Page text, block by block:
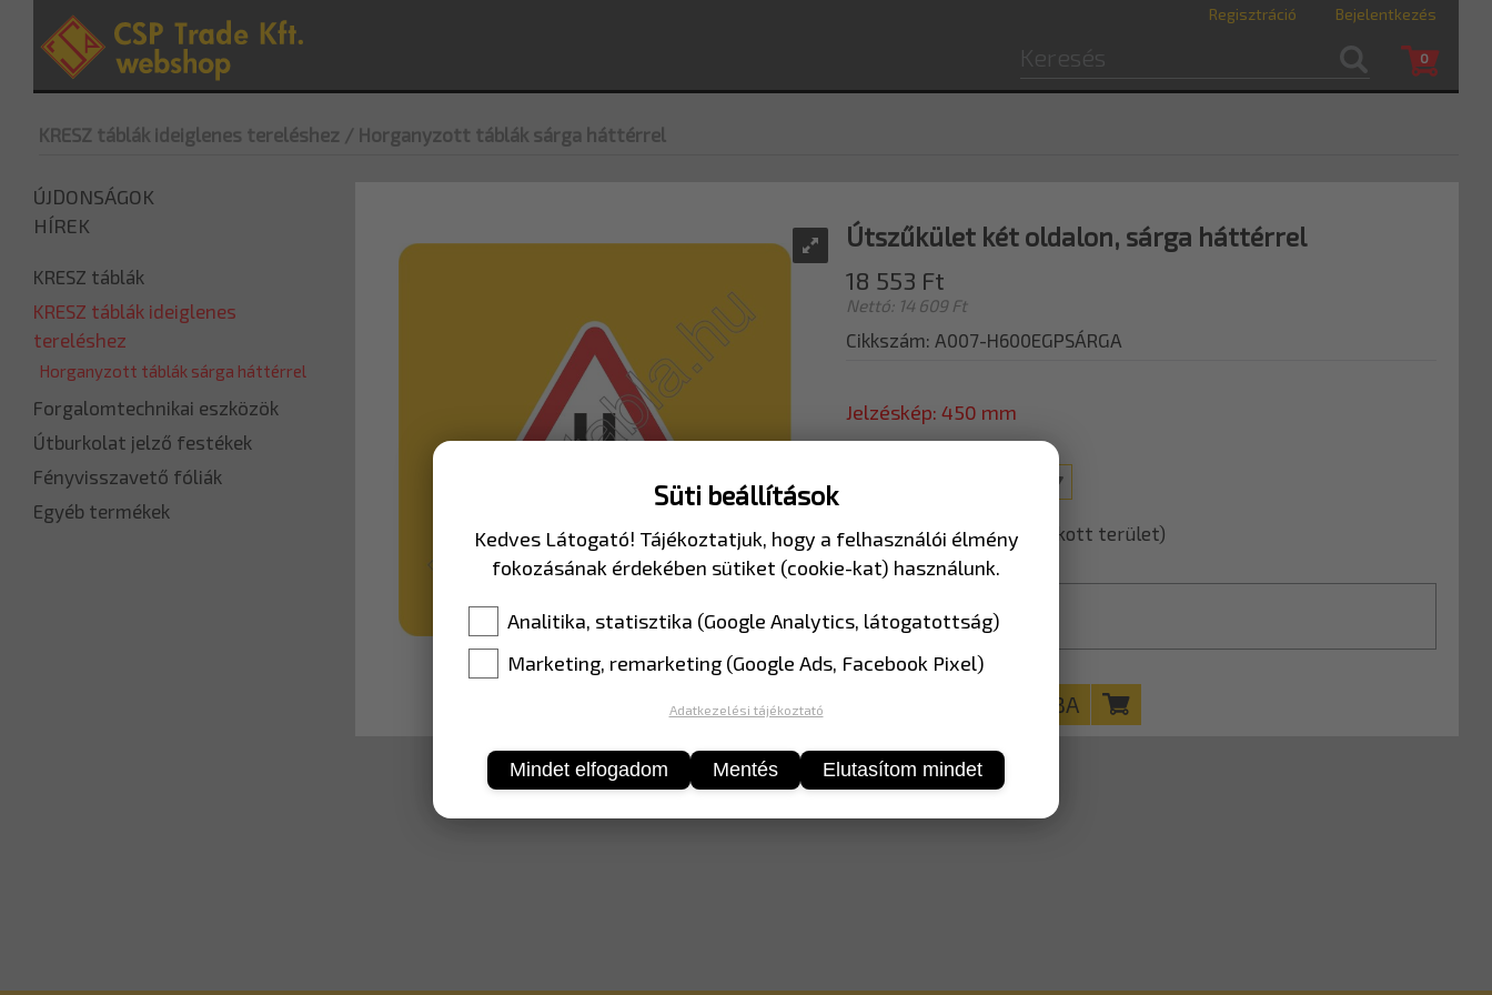
Regisztráció Bejelentkezés
0
KRESZ táblák ideiglenes tereléshez / Horganyzott táblák sárga háttérrel
Útszűkület két oldalon, sárga háttérrel
18 553 Ft
Nettó: 14 609 Ft
Cikkszám: A007-H600EGPSÁRGA
Jelzéskép: 450 mm
ANYAG EGP fóliával (Lakott terület)
KOSÁRBA
ÚJDONSÁGOK
HÍREK
KRESZ táblák
KRESZ táblák ideiglenes
tereléshez
Horganyzott táblák sárga háttérrel
Forgalomtechnikai eszközök
Útburkolat jelző festékek
Fényvisszavető fóliák
Egyéb termékek
Süti beállítások
Kedves Látogató! Tájékoztatjuk, hogy a felhasználói élmény
fokozásának érdekében sütiket (cookie-kat) használunk.
Analitika, statisztika (Google Analytics, látogatottság)
Marketing, remarketing (Google Ads, Facebook Pixel)
Adatkezelési tájékoztató
Mindet elfogadom Mentés Elutasítom mindet